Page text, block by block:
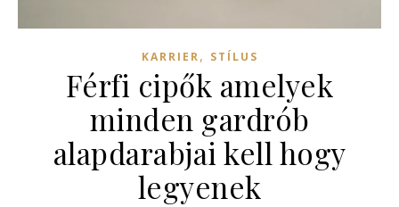
KARRIER, STÍLUS
Férfi cipők amelyek
minden gardrób
alapdarabjai kell hogy
legyenek